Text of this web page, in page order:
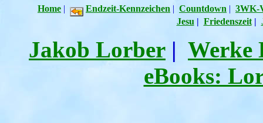
Home | Endzeit-Kennzeichen | Countdown | 3WK-
Jesu | Friedenszeit|
Jakob Lorber | Werke
eBooks: